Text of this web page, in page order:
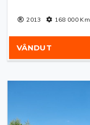
2013 168 000Km
VÂNDUT